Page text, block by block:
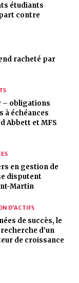
étudiants
contre
racheté par
obligations
à échéances
Abbett et MFS
en gestion de
disputent
Martin
D’ACTIFS
de succès, le
d’un
de croissance